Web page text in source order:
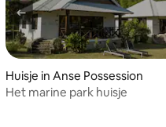
Huisje in Anse Possession
Het marine park huisje